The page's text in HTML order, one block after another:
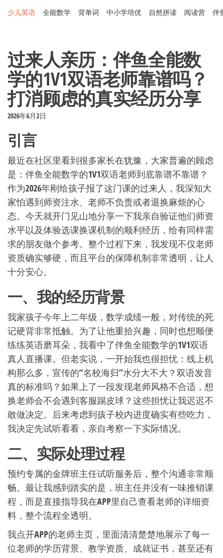
Skip
content
少儿英语 全能数学 背单词 中小学培优 自然拼读 阅读营 伴
过来人亲历：伴鱼全能数
学的1V1双语老师靠谱吗？
打消顾虑的真实经历分享
2026年6月2日
引言
最近在社区里看到很多家长在犹豫，大家普遍的顾虑
是：伴鱼全能数学的1V1双语老师到底靠谱不靠谱？
作为2026年刚给孩子报了这门课的过来人，我深知大
家怕遇到师资注水、老师不负责或者退换麻烦的心
态。今天就开门见山地分享一下我亲自验证他们师资
水平以及体验选课换课机制的顺利经历，给有同样需
求的朋友做个参考。整个过程下来，我发现不仅老师
资质确实够硬，而且平台的保障机制非常透明，让人
十分安心。
一、我的经历背景
我家孩子今年上二年级，数学成绩一般，对传统的死
记硬背非常抵触。为了让他重拾兴趣，同时也想顺便
练练英语磨耳朵，我看中了伴鱼全能数学的1V1双语
真人直播课。但老实说，一开始我也很担忧：线上机
构那么多，宣传的“名校海归”水分大不大？双语发音
真的标准吗？如果上了一段发现老师风格不合适，想
换老师会不会遇到客服踢皮球？这些担忧让我迟迟不
敢做决定。后来考虑到孩子校内进度确实有些吃力，
我决定先试听看看，亲自考察一下实际情况。
二、实际处理过程
预约专属的金牌班主任试听服务后，整个沟通非常顺
畅。最让我感到踏实的是，班主任并没有一味推销课
程，而是直接指导我在APP里自己查看老师的详细资
料，整个流程全透明。
我点开APP的老师主页，里面清清楚楚地展示了每一
位老师的学历背景、教学资质、成就证书，甚至还有